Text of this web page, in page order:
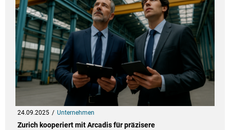
24.09.2025 Unternehmen
Zurich kooperiert mit Arcadis für präzisere